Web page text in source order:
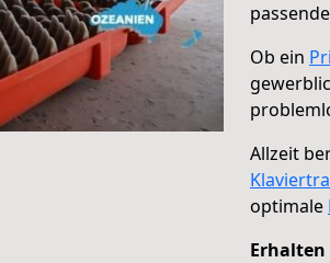
Ob ein
Allzeit
optimale
Erhalten